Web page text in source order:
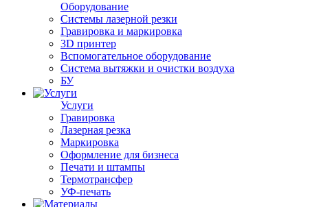
Оборудование
Системы лазерной резки
Гравировка и маркировка
3D принтер
Вспомогательное оборудование
Система вытяжки и очистки воздуха
БУ
Услуги
Гравировка
Лазерная резка
Маркировка
Оформление для бизнеса
Печати и штампы
Термотрансфер
УФ-печать